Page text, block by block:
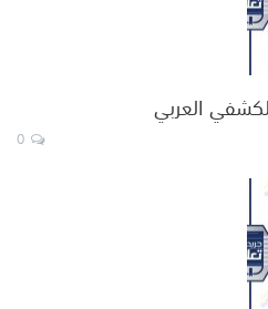
العربي